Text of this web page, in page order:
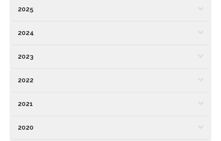
2025
2024
2023
2022
2021
2020